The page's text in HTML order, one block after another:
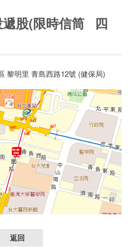
遞股(限時信筒 四
黎明里 青島西路12號 (健保局)